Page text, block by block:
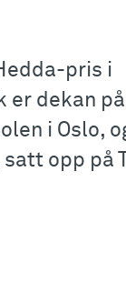
pris i
er dekan på
i Oslo,
satt opp på